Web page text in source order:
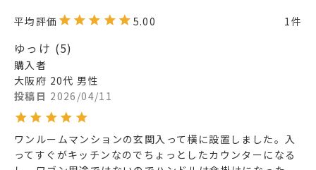
5.00 1
ゆっけ 5
購入者
大阪府 20代 男性
投稿日 2026/04/11
ワンルームマンションの玄関入って横に設置しました。入
ってすぐがキッチンなのでちょっとしたカウンターになる